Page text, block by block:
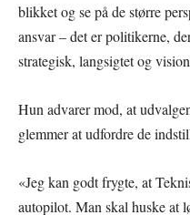
blikket og se på de større
ansvar – det er politikerne,
strategisk, langsigtet og
Hun advarer mod, at
glemmer at udfordre de
«Jeg kan godt frygte, at
autopilot. Man skal huske at